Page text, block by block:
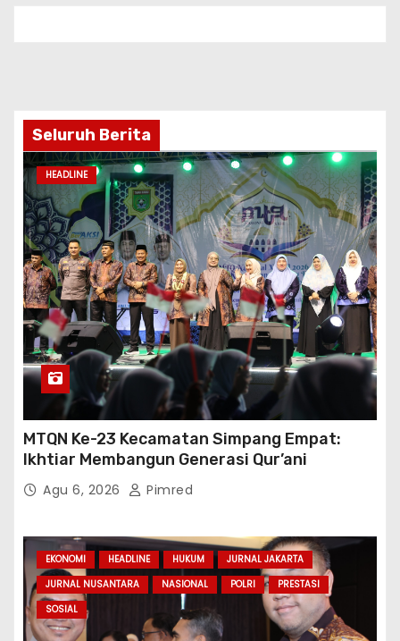
Seluruh Berita
HEADLINE
MTQN Ke-23 Kecamatan Simpang Empat:
Ikhtiar Membangun Generasi Qur’ani
Agu 6, 2026 Pimred
EKONOMI HEADLINE HUKUM
JURNAL JAKARTA
JURNAL NUSANTARA
NASIONAL POLRI
PRESTASI
SOSIAL